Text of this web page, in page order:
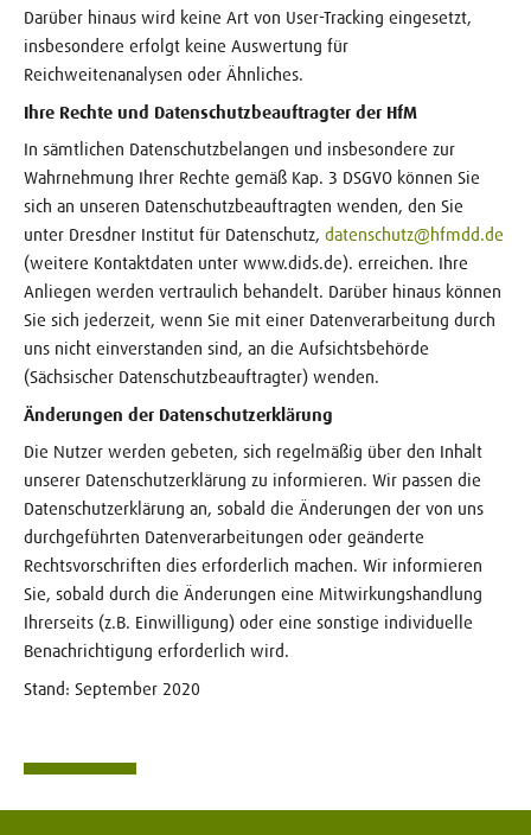
Darüber hinaus wird keine Art von User-Tracking eingesetzt,
insbesondere erfolgt keine Auswertung für
Reichweitenanalysen oder Ähnliches.
Ihre Rechte und Datenschutzbeauftragter der HfM
In sämtlichen Datenschutzbelangen und insbesondere zur
Wahrnehmung Ihrer Rechte gemäß Kap. 3 DSGVO können Sie
sich an unseren Datenschutzbeauftragten wenden, den Sie
unter Dresdner Institut für Datenschutz, datenschutz@hfmdd.de
(weitere Kontaktdaten unter www.dids.de). erreichen. Ihre
Anliegen werden vertraulich behandelt. Darüber hinaus können
Sie sich jederzeit, wenn Sie mit einer Datenverarbeitung durch
uns nicht einverstanden sind, an die Aufsichtsbehörde
(Sächsischer Datenschutzbeauftragter) wenden.
Änderungen der Datenschutzerklärung
Die Nutzer werden gebeten, sich regelmäßig über den Inhalt
unserer Datenschutzerklärung zu informieren. Wir passen die
Datenschutzerklärung an, sobald die Änderungen der von uns
durchgeführten Datenverarbeitungen oder geänderte
Rechtsvorschriften dies erforderlich machen. Wir informieren
Sie, sobald durch die Änderungen eine Mitwirkungshandlung
Ihrerseits (z.B. Einwilligung) oder eine sonstige individuelle
Benachrichtigung erforderlich wird.
Stand: September 2020